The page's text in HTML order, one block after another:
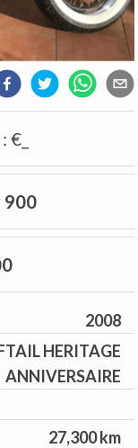
: €_
900
2008
HERITAGE
ANNIVERSAIRE
27,300 km